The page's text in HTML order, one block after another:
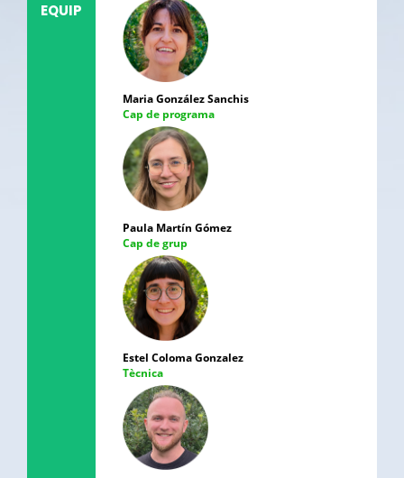
EQUIP
Maria González Sanchis
Cap de programa
Paula Martín Gómez
Cap de grup
Estel Coloma Gonzalez
Tècnica